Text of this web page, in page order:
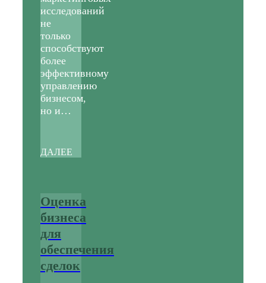
исследований
не
только
способствуют
более
эффективному
управлению
бизнесом,
но и…
ДАЛЕЕ
Оценка
бизнеса
для
обеспечения
сделок